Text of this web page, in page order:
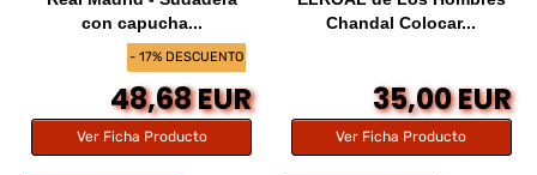
- 17% DESCUENTO
con capucha...
48,68 EUR
Ver Ficha Producto
Chandal Colocar...
35,00 EUR
Ver Ficha Producto